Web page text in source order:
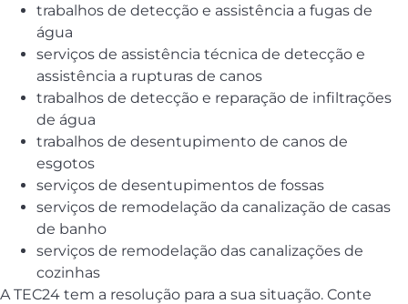
trabalhos de detecção e assistência a fugas de
água
serviços de assistência técnica de detecção e
assistência a rupturas de canos
trabalhos de detecção e reparação de infiltrações
de água
trabalhos de desentupimento de canos de
esgotos
serviços de desentupimentos de fossas
serviços de remodelação da canalização de casas
de banho
serviços de remodelação das canalizações de
cozinhas
A TEC24 tem a resolução para a sua situação. Conte